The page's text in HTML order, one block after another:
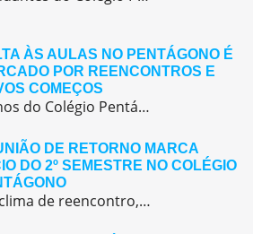
ÀS AULAS NO PENTÁGONO É
POR REENCONTROS E
COMEÇOS
Alunos do Colégio Pentágono retornaram às aulas trazendo o entusiasmo dos reencontros e o desejo de seguir aprendendo com significado.
DE RETORNO MARCA
DO 2º SEMESTRE NO COLÉGIO
Em clima de reencontro, a equipe pedagógica participou da abertura do semestre letivo com treinamentos e simulação de emergência